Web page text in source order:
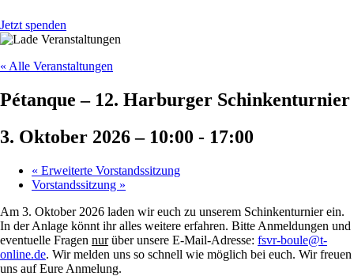
Jetzt spenden
« Alle Veranstaltungen
Pétanque – 12. Harburger Schinkenturnier
3. Oktober 2026 – 10:00 - 17:00
« Erweiterte Vorstandssitzung
Vorstandssitzung »
Am 3. Oktober 2026 laden wir euch zu unserem Schinkenturnier ein.
In der Anlage könnt ihr alles weitere erfahren. Bitte Anmeldungen und
eventuelle Fragen nurüber unsere E-Mail-Adresse: fsvr-boule@t-
online.de. Wir melden uns so schnell wie möglich bei euch. Wir freuen
uns auf Eure Anmelung.